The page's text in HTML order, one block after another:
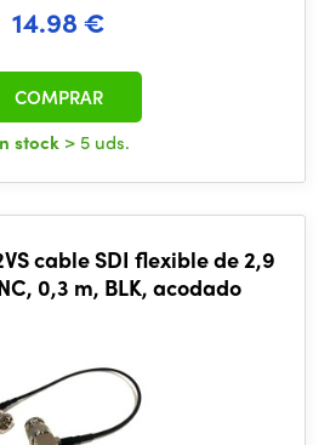
14.98 €
stock > 5 uds.
COMPRAR
cable SDI flexible de 2,9
0,3 m, BLK, acodado